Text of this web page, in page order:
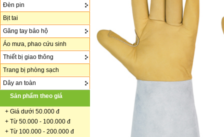
Đèn pin
Bịt tai
Găng tay bảo hộ
Áo mưa, phao cứu sinh
Thiết bị giao thông
Trang bị phòng sạch
Dây an toàn
Sản phẩm theo giá
+ Giá dưới 50.000 đ
+ Từ 50.000 - 100.000 đ
+ Từ 100.000 - 200.000 đ